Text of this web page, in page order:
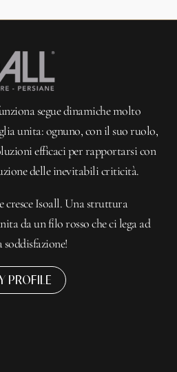
segue dinamiche molto
unita: ognuno, con il suo ruolo,
efficaci per rapportarsi con
delle inevitabili criticità.
cresce Isoall. Una struttura
da un filo rosso che ci lega ad
PROFILE